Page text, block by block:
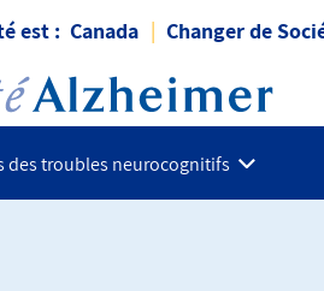
est : Canada Changer de
des troubles neurocognitifs